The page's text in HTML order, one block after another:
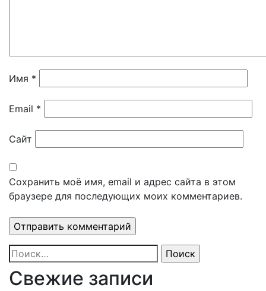
Имя *
Email *
Сайт
Сохранить моё имя, email и адрес сайта в этом
браузере для последующих моих комментариев.
Найти:
Свежие записи